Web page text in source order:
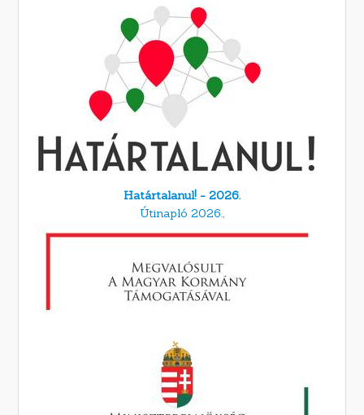
Határtalanul! - 2026.
Útinapló 2026.,